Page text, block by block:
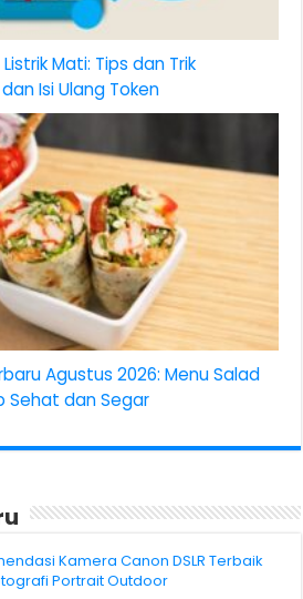
Mati: Tips dan Trik
Isi Ulang Token
Agustus 2026: Menu Salad
Sehat dan Segar
Kamera Canon DSLR Terbaik
Portrait Outdoor